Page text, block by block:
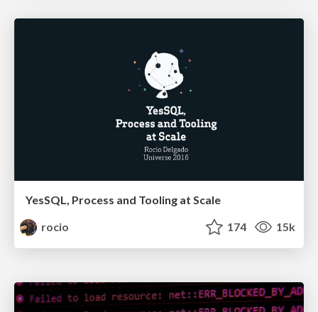
YesSQL, Process and Tooling at Scale
rocio
174 15k